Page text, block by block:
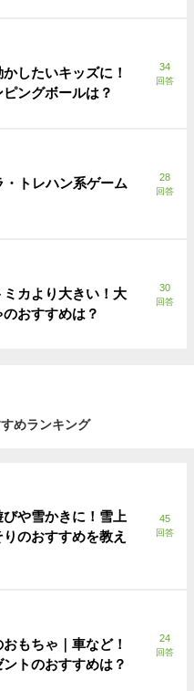
したいキッズに！
ングボールは？
34
回答
トレハン系ゲーム
28
回答
カより大きい！大
おすすめは？
30
回答
めランキング
びや雪かきに！雪上
のおすすめを教え
45
回答
もちゃ｜車など！
トのおすすめは？
24
回答